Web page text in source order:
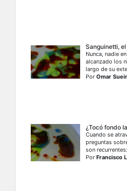
Sanguinetti,
Nunca, nadie
alcanzado los
largo de su
PorOmar
¿Tocó fondo
Cuando se
preguntas
son
PorFrancisco